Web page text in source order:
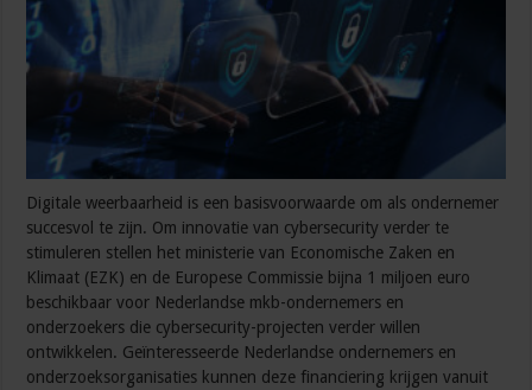
Digitale weerbaarheid is een basisvoorwaarde om als ondernemer
succesvol te zijn. Om innovatie van cybersecurity verder te
stimuleren stellen het ministerie van Economische Zaken en
Klimaat (EZK) en de Europese Commissie bijna 1 miljoen euro
beschikbaar voor Nederlandse mkb-ondernemers en
onderzoekers die cybersecurity-projecten verder willen
ontwikkelen. Geïnteresseerde Nederlandse ondernemers en
onderzoeksorganisaties kunnen deze financiering krijgen vanuit